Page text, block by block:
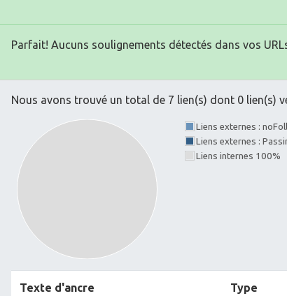
Parfait! Aucuns soulignements détectés dans vos
Nous avons trouvé un total de 7 lien(s) dont 0 lien(s)
Liens externes :
Liens externes :
Liens internes 100%
Texte d'ancre Type